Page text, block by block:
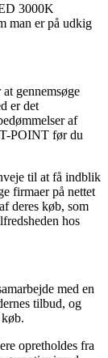
3000K
man er på udkig
gennemsøge
er det
af
POINT før du
til at få indblik
firmaer på nettet
deres køb, som
hos
med en
tilbud, og
opretholdes fra